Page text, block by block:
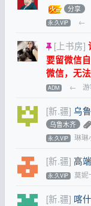
分享
永.久VIP ←
[上书房]
要留微信
微信，无
ADM ←
[新.疆] 乌
乌鲁木齐
永.久VIP 琳琳
[新.疆] 高
永.久VIP 莫妮
[新.疆] 喀